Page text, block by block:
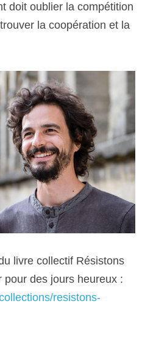
doit oublier la compétition
la coopération et la
livre collectif Résistons
pour des jours heureux
resistons-